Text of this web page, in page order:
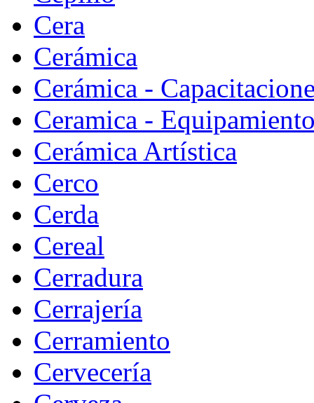
Cera
Cerámica
Cerámica -
Ceramica -
Cerámica Artística
Cerco
Cerda
Cereal
Cerradura
Cerrajería
Cerramiento
Cervecería